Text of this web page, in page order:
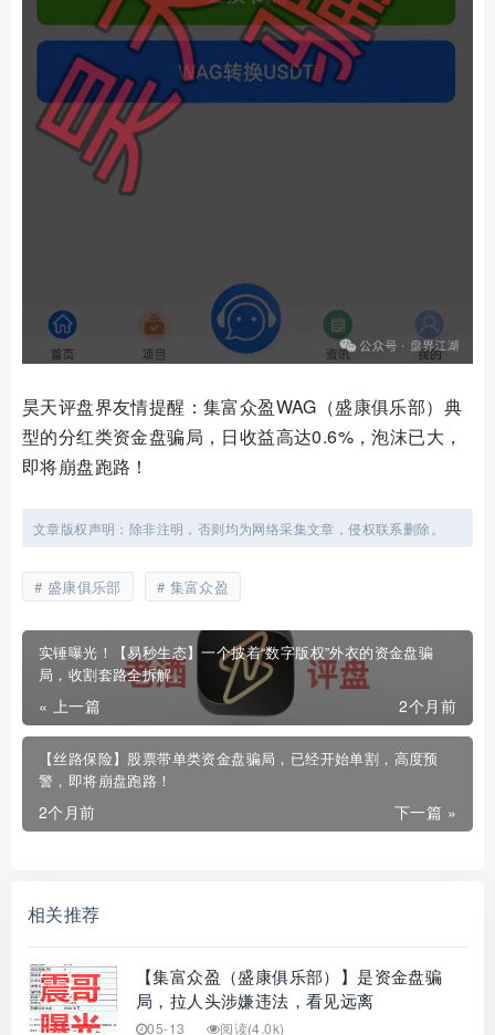
昊天评盘界友情提醒：集富众盈WAG（盛康俱乐部）典
型的分红类资金盘骗局，日收益高达0.6%，泡沫已大，
即将崩盘跑路！
文章版权声明：除非注明，否则均为网络采集文章，侵权联系删除。
盛康俱乐部 集富众盈
实锤曝光！【易秒生态】一个披着“数字版权”外衣的资金盘骗
局，收割套路全拆解。
« 上一篇 2个月前
【丝路保险】股票带单类资金盘骗局，已经开始单割，高度预
警，即将崩盘跑路！
下一篇 »
2个月前
相关推荐
【集富众盈（盛康俱乐部）】是资金盘骗
局，拉人头涉嫌违法，看见远离
05-13 阅读(4.0k)